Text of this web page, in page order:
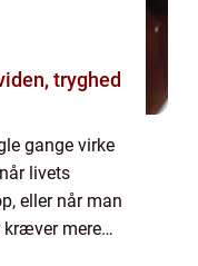
tryghed
gange virke
livets
eller når man
kræver mere